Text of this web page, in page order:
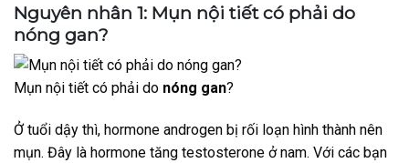
Nguyên nhân 1: Mụn nội tiết có phải do
nóng gan?
Mụn nội tiết có phải do nóng gan?
Ở tuổi dậy thì, hormone androgen bị rối loạn hình thành nên
mụn. Đây là hormone tăng testosterone ở nam. Với các bạn